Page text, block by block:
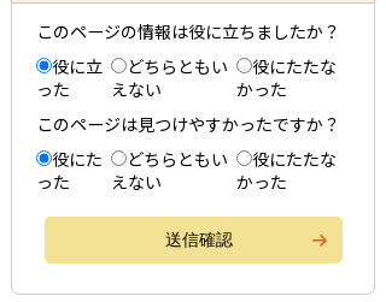
このページの情報は役に立ちましたか？
役に立
った
どちらともい
えない
役にたたな
かった
このページは見つけやすかったですか？
役にた
った
どちらともい
えない
役にたたな
かった